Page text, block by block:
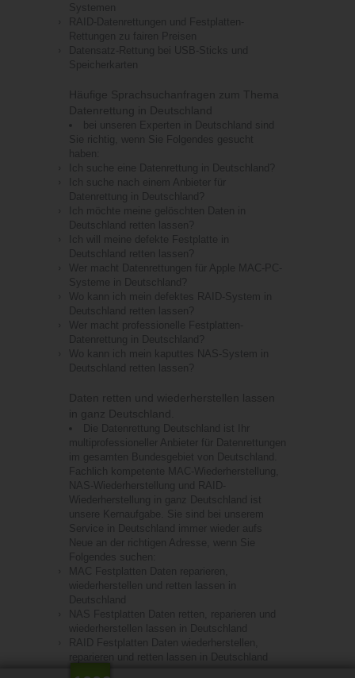
Systemen
RAID-Datenrettungen und Festplatten-
Rettungen zu fairen Preisen
Datensatz-Rettung bei USB-Sticks und
Speicherkarten
Häufige Sprachsuchanfragen zum Thema
Datenrettung in Deutschland
bei unseren Experten in Deutschland sind
Sie richtig, wenn Sie Folgendes gesucht
haben:
Ich suche eine Datenrettung in Deutschland?
Ich suche nach einem Anbieter für
Datenrettung in Deutschland?
Ich möchte meine gelöschten Daten in
Deutschland retten lassen?
Ich will meine defekte Festplatte in
Deutschland retten lassen?
Wer macht Datenrettungen für Apple MAC-PC-
Systeme in Deutschland?
Wo kann ich mein defektes RAID-System in
Deutschland retten lassen?
Wer macht professionelle Festplatten-
Datenrettung in Deutschland?
Wo kann ich mein kaputtes NAS-System in
Deutschland retten lassen?
Daten retten und wiederherstellen lassen
in ganz Deutschland.
Die Datenrettung Deutschland ist Ihr
multiprofessioneller Anbieter für Datenrettungen
im gesamten Bundesgebiet von Deutschland.
Fachlich kompetente MAC-Wiederherstellung,
NAS-Wiederherstellung und RAID-
Wiederherstellung in ganz Deutschland ist
unsere Kernaufgabe. Sie sind bei unserem
Service in Deutschland immer wieder aufs
Neue an der richtigen Adresse, wenn Sie
Folgendes suchen:
MAC Festplatten Daten reparieren,
wiederherstellen und retten lassen in
Deutschland
NAS Festplatten Daten retten, reparieren und
wiederherstellen lassen in Deutschland
RAID Festplatten Daten wiederherstellen,
reparieren und retten lassen in Deutschland
100€
Rabattgutschein für Ihre